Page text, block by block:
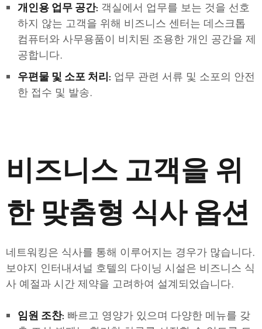
개인용 업무 공간: 객실에서 업무를 보는 것을 선호
하지 않는 고객을 위해 비즈니스 센터는 데스크톱
컴퓨터와 사무용품이 비치된 조용한 개인 공간을 제
공합니다.
우편물 및 소포 처리: 업무 관련 서류 및 소포의 안전
한 접수 및 발송.
비즈니스 고객을 위
한 맞춤형 식사 옵션
네트워킹은 식사를 통해 이루어지는 경우가 많습니다.
보야지 인터내셔널 호텔의 다이닝 시설은 비즈니스 식
사 예절과 시간 제약을 고려하여 설계되었습니다.
임원 조찬: 빠르고 영양가 있으며 다양한 메뉴를 갖